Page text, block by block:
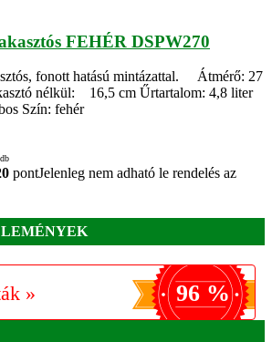
FEHÉR DSPW270
fonott hatású mintázattal. Átmérő: 27
nélkül: 16,5 cm Űrtartalom: 4,8 liter
Szín: fehér
pontJelenleg nem adható le rendelés az
» 96 %